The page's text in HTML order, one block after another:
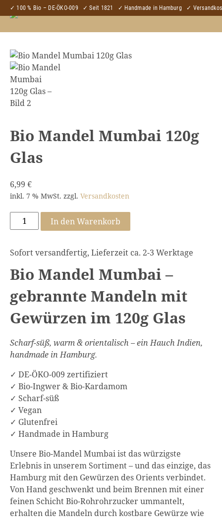
✓ 100 % Bio – DE-ÖKO-009 ✓ Seit 1821 ✓ Handmade in Hamburg ✓
Bio Mandel Mumbai 120g
Glas
6,99 €
inkl. 7 % MwSt. zzgl. Versandkosten
Mandel
120g
Menge
In den Warenkorb
Sofort versandfertig, Lieferzeit ca. 2-3 Werktage
Bio Mandel Mumbai –
gebrannte Mandeln mit
Gewürzen im 120g Glas
Scharf-süß, warm & orientalisch – ein Hauch Indien,
handmade in Hamburg.
✓ DE-ÖKO-009 zertifiziert
✓ Bio-Ingwer & Bio-Kardamom
✓ Scharf-süß
✓ Vegan
✓ Glutenfrei
✓ Handmade in Hamburg
Unsere Bio-Mandel Mumbai ist das würzigste
Erlebnis in unserem Sortiment – und das einzige, das
Hamburg mit den Gewürzen des Orients verbindet.
Von Hand geschwenkt und beim Brennen mit einer
feinen Schicht Bio-Rohrohrzucker ummantelt,
erhalten die Mandeln durch kostbare Gewürze wie